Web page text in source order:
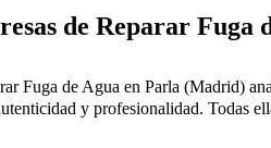
de Reparar Fuga
Fuga de Agua en Parla (Madrid)
y profesionalidad. Todas